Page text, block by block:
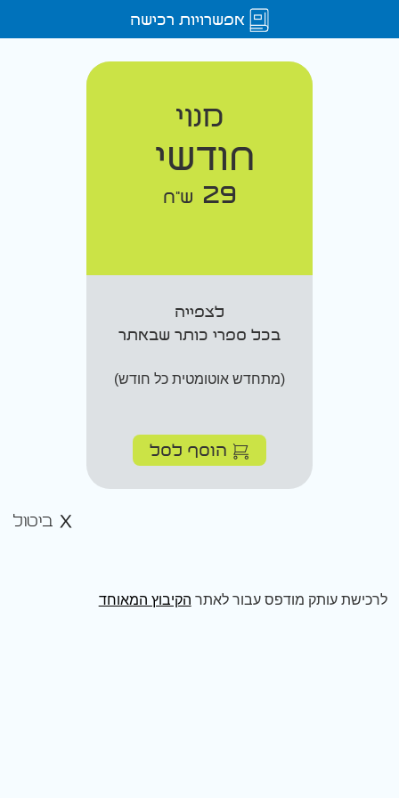
אפשרויות רכישה
מנוי
חודשי
29 ש"ח
לצפייה
בכל ספרי כותר שבאתר
(מתחדש אוטומטית כל חודש)
הוסף לסל
ביטול
לרכישת עותק מודפס עבור לאתר הקיבוץ המאוחד